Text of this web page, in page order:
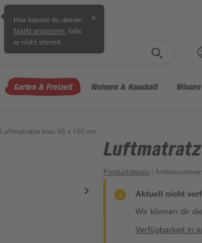
Hier kannst du deinen
Markt anpassen , falls
er nicht stimmt.
✕
Garten & Freizeit Wohnen & Haushalt
Luftmatratze blau 56 x 150 cm
Produktdetails | Artikelnummer
Aktuell nicht
Wir können dir
Verfügbarkeit in